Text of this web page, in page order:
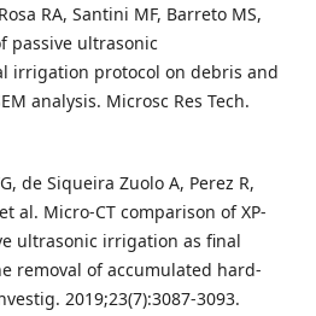
RA, Santini MF, Barreto MS,
passive ultrasonic
irrigation protocol on debris and
analysis. Microsc Res Tech.
de Siqueira Zuolo A, Perez R,
al. Micro-CT comparison of XP-
ultrasonic irrigation as final
removal of accumulated hard-
2019;23(7):3087-3093.